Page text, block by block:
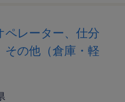
ペレーター、仕分
その他（倉庫・軽